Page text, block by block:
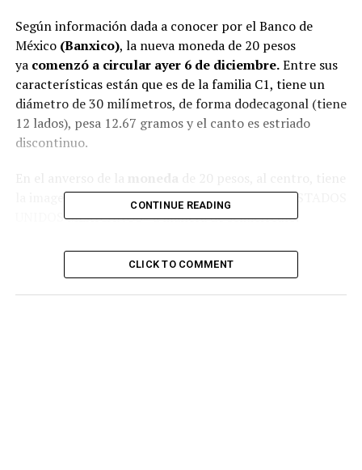
Según información dada a conocer por el Banco de
México (Banxico), la nueva moneda de 20 pesos
ya comenzó a circular ayer 6 de diciembre.Entre sus
características están que es de la familia C1, tiene un
diámetro de 30 milímetros, de forma dodecagonal (tiene
12 lados), pesa 12.67 gramos y el canto es estriado
discontinuo.
la imagen del Escudo Nacional con la leyenda «ESTADOS
UNIDOS MEXICANOS» a manera de semicírculo.
Mientras que en el reverso aparece el texto
«DOSCIENTOS AÑOS DE RELACIONES DIPLOMÁTICAS
ESTADOS UNIDOS MEXICANOS – ESTADOS UNIDOS DE
CONTINUE READING
CLICK TO COMMENT